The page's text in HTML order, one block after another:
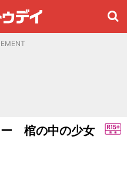
ー 棺の中の少女